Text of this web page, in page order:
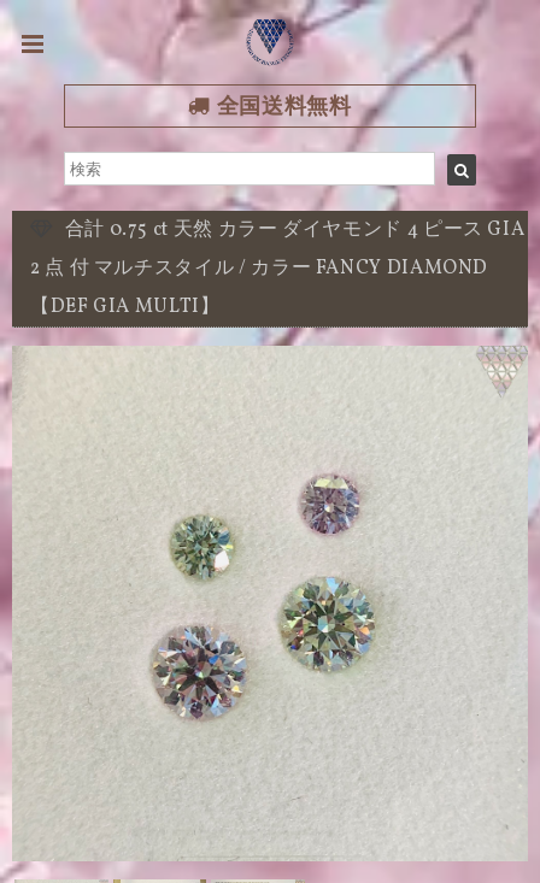
全国送料無料
合計 0.75 ct 天然 カラー ダイヤモンド 4 ピース GIA
2 点 付 マルチスタイル / カラー FANCY DIAMOND
【DEF GIA MULTI】